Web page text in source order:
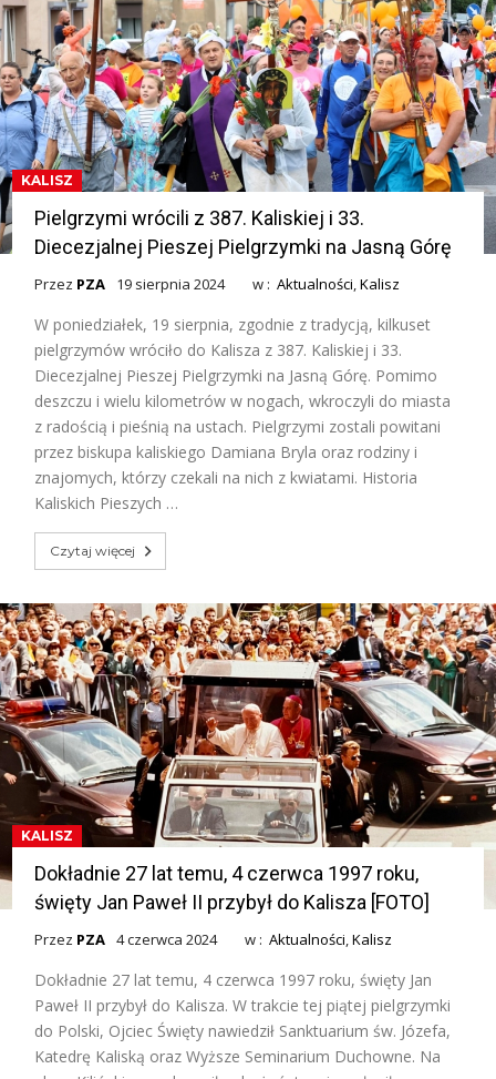
KALISZ
Pielgrzymi wrócili z 387. Kaliskiej i 33.
Diecezjalnej Pieszej Pielgrzymki na Jasną Górę
Przez PZA 19 sierpnia 2024 w :Aktualności,Kalisz
W poniedziałek, 19 sierpnia, zgodnie z tradycją, kilkuset
pielgrzymów wróciło do Kalisza z 387. Kaliskiej i 33.
Diecezjalnej Pieszej Pielgrzymki na Jasną Górę. Pomimo
deszczu i wielu kilometrów w nogach, wkroczyli do miasta
z radością i pieśnią na ustach. Pielgrzymi zostali powitani
przez biskupa kaliskiego Damiana Bryla oraz rodziny i
znajomych, którzy czekali na nich z kwiatami. Historia
Kaliskich Pieszych …
Czytaj więcej
KALISZ
Dokładnie 27 lat temu, 4 czerwca 1997 roku,
święty Jan Paweł II przybył do Kalisza [FOTO]
Przez PZA 4 czerwca 2024 w :Aktualności,Kalisz
Dokładnie 27 lat temu, 4 czerwca 1997 roku, święty Jan
Paweł II przybył do Kalisza. W trakcie tej piątej pielgrzymki
do Polski, Ojciec Święty nawiedził Sanktuarium św. Józefa,
Katedrę Kaliską oraz Wyższe Seminarium Duchowne. Na